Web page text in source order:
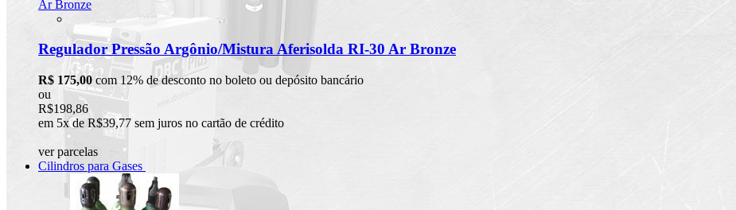
Regulador Pressão Argônio/Mistura Aferisolda RI-30 Ar Bronze
R$ 175,00 com 12% de desconto no boleto ou depósito bancário
ou
R$198,86
em 5x de R$39,77 sem juros no cartão de crédito
ver parcelas
Cilindros para Gases